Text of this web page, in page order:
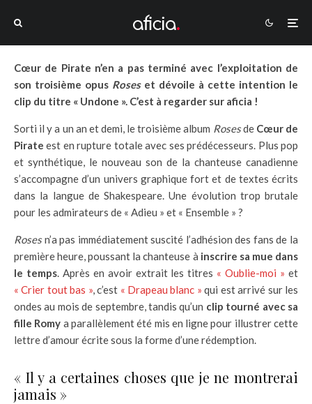
Cœur de Pirate n’en a pas terminé avec l’exploitation de
son troisième opus Roseset dévoile à cette intention le
clip du titre « Undone ». C’est à regarder sur aficia !
Sorti il y a un an et demi, le troisième album Rosesde Cœur de
Pirate est en rupture totale avec ses prédécesseurs. Plus pop
et synthétique, le nouveau son de la chanteuse canadienne
s’accompagne d’un univers graphique fort et de textes écrits
dans la langue de Shakespeare. Une évolution trop brutale
pour les admirateurs de « Adieu » et « Ensemble » ?
Rosesn’a pas immédiatement suscité l’adhésion des fans de la
première heure, poussant la chanteuse à inscrire sa mue dans
le temps. Après en avoir extrait les titres « Oublie-moi » et
« Crier tout bas », c’est « Drapeau blanc » qui est arrivé sur les
ondes au mois de septembre, tandis qu’un clip tourné avec sa
fille Romy a parallèlement été mis en ligne pour illustrer cette
lettre d’amour écrite sous la forme d’une rédemption.
« Il y a certaines choses que je ne montrerai
jamais »